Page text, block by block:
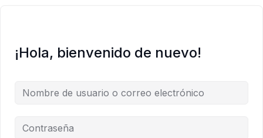
¡Hola, bienvenido de nuevo!